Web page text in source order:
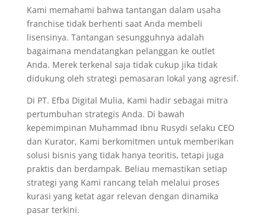
Kami memahami bahwa tantangan dalam usaha
franchise tidak berhenti saat Anda membeli
lisensinya. Tantangan sesungguhnya adalah
bagaimana mendatangkan pelanggan ke outlet
Anda. Merek terkenal saja tidak cukup jika tidak
didukung oleh strategi pemasaran lokal yang agresif.
Di PT. Efba Digital Mulia, Kami hadir sebagai mitra
pertumbuhan strategis Anda. Di bawah
kepemimpinan Muhammad Ibnu Rusydi selaku CEO
dan Kurator, Kami berkomitmen untuk memberikan
solusi bisnis yang tidak hanya teoritis, tetapi juga
praktis dan berdampak. Beliau memastikan setiap
strategi yang Kami rancang telah melalui proses
kurasi yang ketat agar relevan dengan dinamika
pasar terkini.